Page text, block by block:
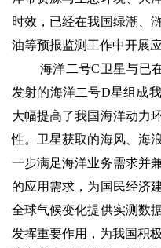
时效，已经在我国绿潮、
油等预报监测工作中开展应
海洋二号C卫星与已
发射的海洋二号D星组成
大幅提高了我国海洋动力
性。卫星获取的海风、海
一步满足海洋业务需求并
的应用需求，为国民经济
全球气候变化提供实测数
发挥重要作用，为我国积